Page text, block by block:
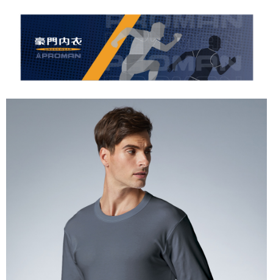
結帳頁面，進行簡訊認證並確認金額後，即可完成結帳。
２．訂單成立數日內，您將收到繳費通知簡訊。
３．收到繳費通知簡訊後14天內，點擊此簡訊中的連結，可透過四大超商／
ATM／網路銀行／等多元方式進行付款，方視為交易完成。
※ 請注意：結帳手續完成當下不需立刻繳費，但若您需要取消訂單，請聯絡
購買商品的店家。未經商家同意取消之訂單仍視為有效，需透過AFTEE先享
後付繳納相關費用。
是否繳費成功／繳費後需取消欲退款等相關疑問，請聯繫「AFTEE先享後付
https://netprotections.freshdesk.com/support/home
１．透過由恩沛科技股份有限公司提供之「AFTEE先享後付」服務完成之交
易，需依本服務之必要範圍內提供個人資料，並將交易相關給付款項請求債
權轉讓予恩沛科技股份有限公司。
２．關於個人資料處理事宜，請瀏覽以下網址：
https://aftee.tw/terms/#terms3
３．未成年的使用者請事先徵得法定代理人或監護人之同意方可使用
「AFTEE先享後付」，若未經同意申辦者引起之損失，本公司不負相關責
４．使用「AFTEE先享後付」時，將依據個別帳號之用戶狀況，依本公司即
時審查核予不同之上限額度；若仍有額度不足之情形，本公司將視審查結果
請求用戶進行身份認證。
５．嚴禁一人註冊多個帳號或使用他人資訊註冊。若發現惡意使用之情形，
恩沛科技股份有限公司將有權停止該用戶之使用額度並採取法律行動。
每筆NT$80，滿NT$899(含以上)免運費
7-11取貨付款
每筆NT$80，滿NT$899(含以上)免運費
每筆NT$80，滿NT$899(含以上)免運費
每筆NT$100，滿NT$899(含以上)免運費